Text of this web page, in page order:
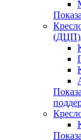
(ДЦП)